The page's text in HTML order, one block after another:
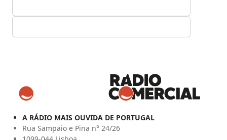
A RÁDIO MAIS OUVIDA DE PORTUGAL
Rua Sampaio e Pina n° 24/26